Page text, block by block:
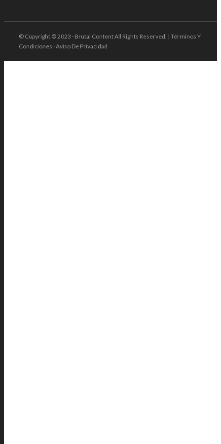
© Copyright © 2023 · Brutal Content All Rights Reserved. | Términos Y
Condiciones · Aviso De Privacidad